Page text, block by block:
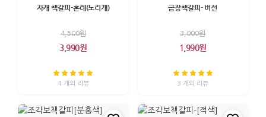
자개 책갈피-혼례(노리개)
4,500원
3,990원
4 개의 리뷰
금장책갈피- 버선
3,000원
1,990원
3 개의 리뷰